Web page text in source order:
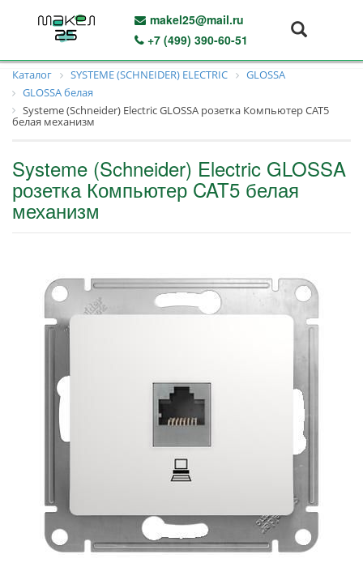
makel25@mail.ru
+7 (499) 390-60-51
Каталог SYSTEME (SCHNEIDER) ELECTRIC
GLOSSA
GLOSSA белая
Systeme (Schneider) Electric GLOSSA розетка Компьютер CAT5
белая механизм
Systeme (Schneider) Electric GLOSSA
розетка Компьютер CAT5 белая
механизм